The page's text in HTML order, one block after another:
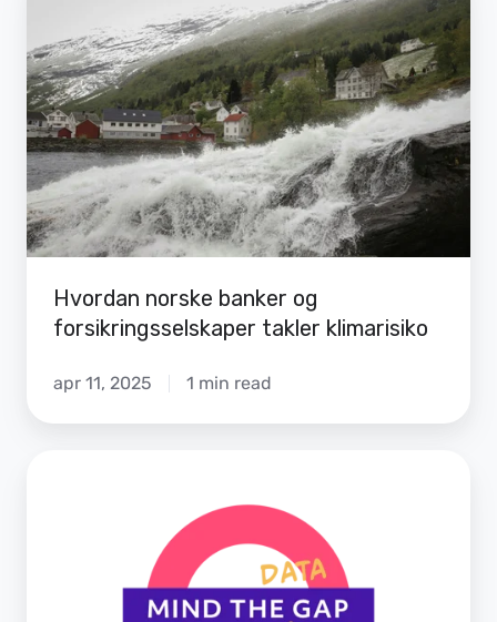
banker
og
forsikringsselskaper
takler
klimarisiko
Hvordan norske banker og
forsikringsselskaper takler klimarisiko
apr 11, 2025 1 min read